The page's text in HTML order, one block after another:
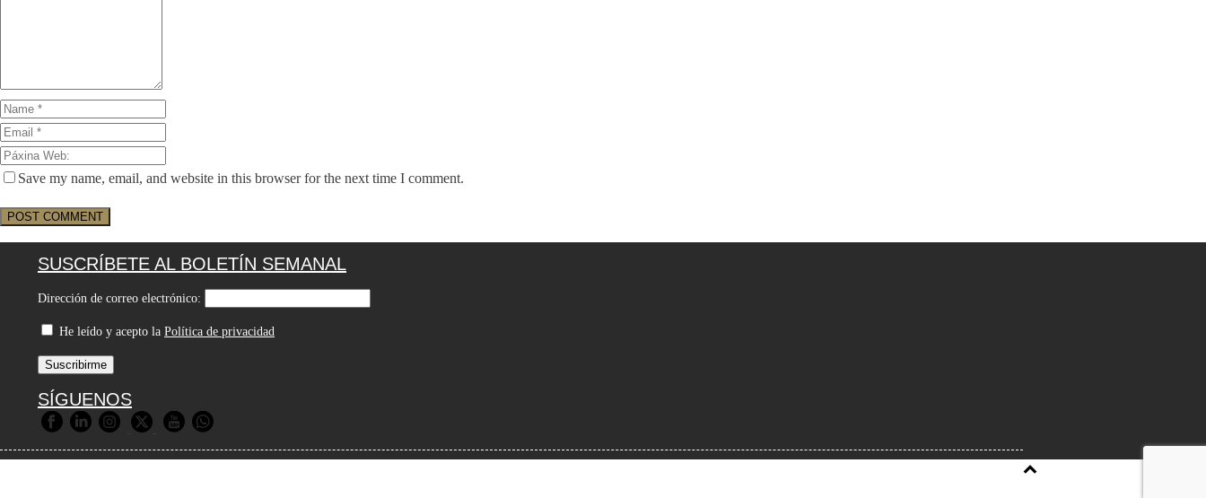
Save my name, email, and website in this browser for the next time I comment.
SUSCRÍBETE AL BOLETÍN SEMANAL
Dirección de correo electrónico:
He leído y acepto la Política de privacidad
SÍGUENOS